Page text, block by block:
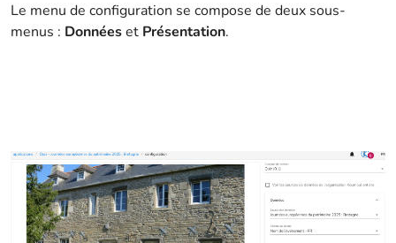
Le menu de configuration se compose de deux sous-
menus : Donnéeset Présentation.